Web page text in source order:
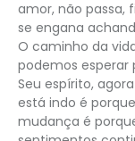
amor, não passa,
se engana
O caminho da
podemos esperar
Seu espírito,
está indo é
mudança é